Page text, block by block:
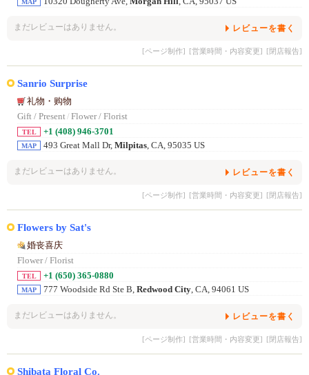
まだレビューはありません。 レビューを書く
[ページ制作] [営業時間・内容変更] [閉店報告]
Sanrio Surprise
礼物・购物
Gift / Present / Flower / Florist
TEL +1 (408) 946-3701
MAP 493 Great Mall Dr, Milpitas , CA, 95035 US
まだレビューはありません。 レビューを書く
[ページ制作] [営業時間・内容変更] [閉店報告]
Flowers by Sat's
婚丧喜庆
Flower / Florist
TEL +1 (650) 365-0880
MAP 777 Woodside Rd Ste B, Redwood City , CA, 94061 US
まだレビューはありません。 レビューを書く
[ページ制作] [営業時間・内容変更] [閉店報告]
Shibata Floral Co.